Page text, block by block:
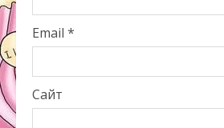
Email *
Сайт